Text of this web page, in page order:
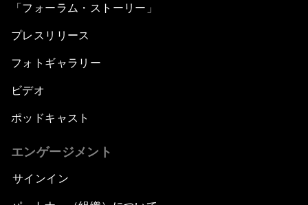
「フォーラム・ストーリー」
プレスリリース
フォトギャラリー
ビデオ
ポッドキャスト
エンゲージメント
サインイン